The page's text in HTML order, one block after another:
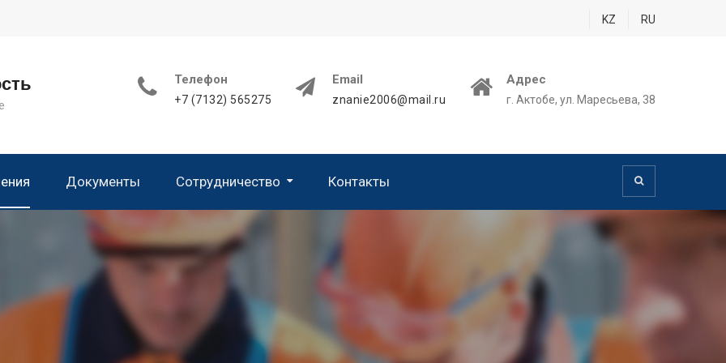
KZ RU
Телефон
+7 (7132) 565275
Email
znanie2006@mail.ru
Адрес
г. Актобе, ул. Маресьева, 38
Документы Сотрудничество Контакты